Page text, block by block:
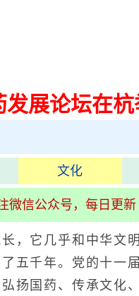
发展论坛在
文化
微信公众号，每日更新
它几乎和中华文
五千年。党的十一
扬国药、传承文化